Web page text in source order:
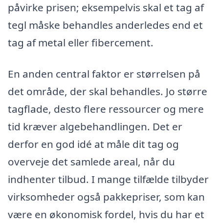
påvirke prisen; eksempelvis skal et tag af
tegl måske behandles anderledes end et
tag af metal eller fibercement.
En anden central faktor er størrelsen på
det område, der skal behandles. Jo større
tagflade, desto flere ressourcer og mere
tid kræver algebehandlingen. Det er
derfor en god idé at måle dit tag og
overveje det samlede areal, når du
indhenter tilbud. I mange tilfælde tilbyder
virksomheder også pakkepriser, som kan
være en økonomisk fordel, hvis du har et